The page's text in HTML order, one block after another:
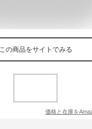
この商品をサイトでみる
価格と在庫を